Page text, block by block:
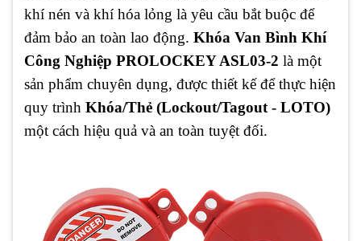
khí nén và khí hóa lỏng là yêu cầu bắt buộc để
đảm bảo an toàn lao động. Khóa Van Bình Khí
Công Nghiệp PROLOCKEY ASL03-2 là một
sản phẩm chuyên dụng, được thiết kế để thực hiện
quy trình Khóa/Thẻ (Lockout/Tagout - LOTO)
một cách hiệu quả và an toàn tuyệt đối.